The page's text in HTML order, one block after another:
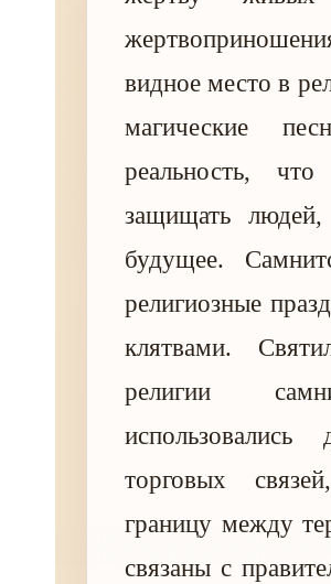
видное место в
магические
реальность,
защищать
будущее.
религиозные
клятвами.
религии
торговых
границу между
связаны с